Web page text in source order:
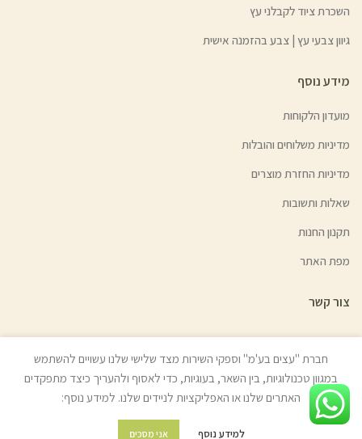
השכרת ציוד לקבלני עץ
גיוון צבעי עץ | צבע בהזמנה אישית
מידע נוסף
מועדון הלקוחות
מדיניות משלוחים והובלות
מדיניות החזרת מוצרים
שאלות ותשובות
תקנון החנות
מפת האתר
צור קשר
© כל הזכויות שמורות לעצים בע"מ (איתן טל) 2022 | האתר נבנה ע״י
בניית אתרים
חברת "עצים בע'מ" וספקי השירות מצד שלישי שלנו עשויים להשתמש
במגוון טכנולוגיות, בין השאר, בעוגיות, כדי לאסוף ולהעריך כיצד מתפקדים
האתרים שלנו או האפליקציות לניידים שלנו. למידע נוסף:
למידע נוסף אני מסכים